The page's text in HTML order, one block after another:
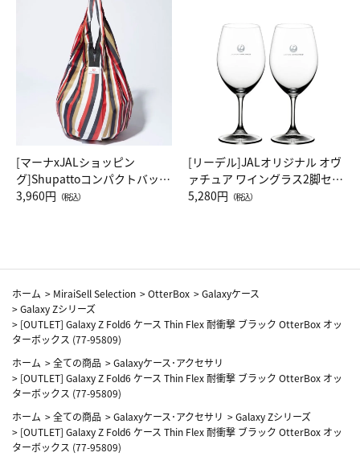
[マーナxJALショッピン
グ]Shupattoコンパクトバッグ
Drop JAL客室乗務員（LC）ス
3,960円 （税込）
[リーデル]JALオリジナル オヴ
ァチュア ワイングラス2脚セッ
ト（レッドワイン）
5,280円 （税込）
ホーム > MiraiSell Selection >OtterBox >Galaxyケース
>Galaxy Zシリーズ
> [OUTLET] Galaxy Z Fold6 ケース Thin Flex 耐衝撃 ブラック OtterBox オッ
ターボックス (77-95809)
ホーム >全ての商品 >Galaxyケース･アクセサリ
> [OUTLET] Galaxy Z Fold6 ケース Thin Flex 耐衝撃 ブラック OtterBox オッ
ターボックス (77-95809)
ホーム >全ての商品 >Galaxyケース･アクセサリ >Galaxy Zシリーズ
> [OUTLET] Galaxy Z Fold6 ケース Thin Flex 耐衝撃 ブラック OtterBox オッ
ターボックス (77-95809)